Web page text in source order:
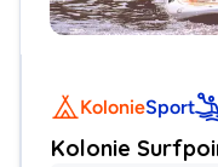
KolonieSport
Kolonie